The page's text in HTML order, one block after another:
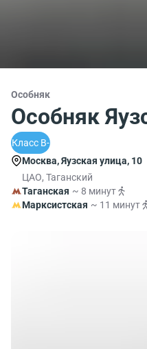
Особняк
Особняк
Класс B-
Москва, Яузская улица, 10
ЦАО, Таганский
Таганская ~ 8 минут
Марксистская ~ 11 минут